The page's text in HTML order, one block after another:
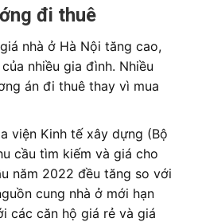
đi thuê
nhà ở Hà Nội tăng cao,
nhiều gia đình. Nhiều
án đi thuê thay vì mua
viện Kinh tế xây dựng (Bộ
cầu tìm kiếm và giá cho
năm 2022 đều tăng so với
cung nhà ở mới hạn
các căn hộ giá rẻ và giá